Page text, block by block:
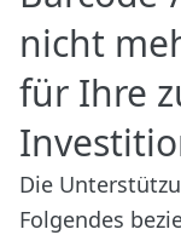
nicht
für Ihre
Die
Folgendes